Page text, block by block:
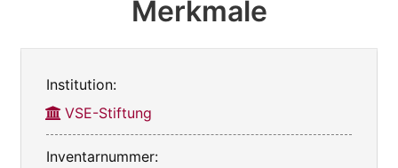
Merkmale
Institution:
VSE-Stiftung
Inventarnummer: